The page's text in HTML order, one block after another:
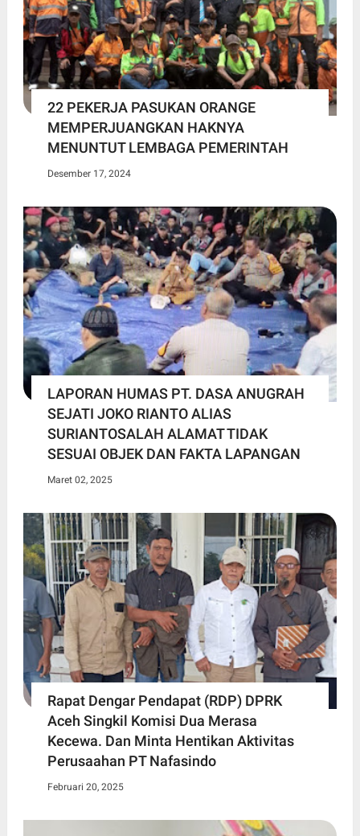
22 PEKERJA PASUKAN ORANGE
MEMPERJUANGKAN HAKNYA
MENUNTUT LEMBAGA PEMERINTAH
Desember 17, 2024
LAPORAN HUMAS PT. DASA ANUGRAH
SEJATI JOKO RIANTO ALIAS
SURIANTOSALAH ALAMAT TIDAK
SESUAI OBJEK DAN FAKTA LAPANGAN
Maret 02, 2025
Rapat Dengar Pendapat (RDP) DPRK
Aceh Singkil Komisi Dua Merasa
Kecewa. Dan Minta Hentikan Aktivitas
Perusaahan PT Nafasindo
Februari 20, 2025